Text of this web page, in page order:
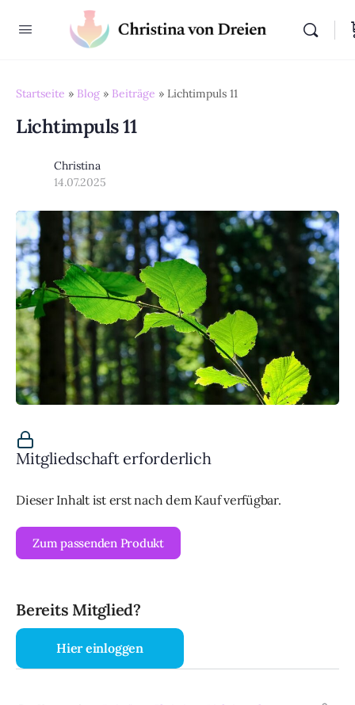
Startseite » Blog » Beiträge » Lichtimpuls 11
Lichtimpuls 11
Christina
14.07.2025
Mitgliedschaft erforderlich
Dieser Inhalt ist erst nach dem Kauf verfügbar.
Zum passenden Produkt
Bereits Mitglied?
Hier einloggen